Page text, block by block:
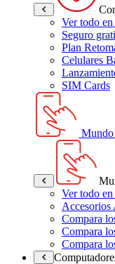
Ver todo
Seguro
Plan
Celulares
SIM Cards
Ver todo
Accesorios
Compara
Compara
Compara